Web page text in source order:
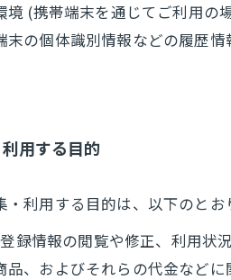
境 (携帯端末を通じてご利用
末の個体識別情報などの履歴
用する目的
利用する目的は、以下のとお
録情報の閲覧や修正、利用状
品、およびそれらの代金など